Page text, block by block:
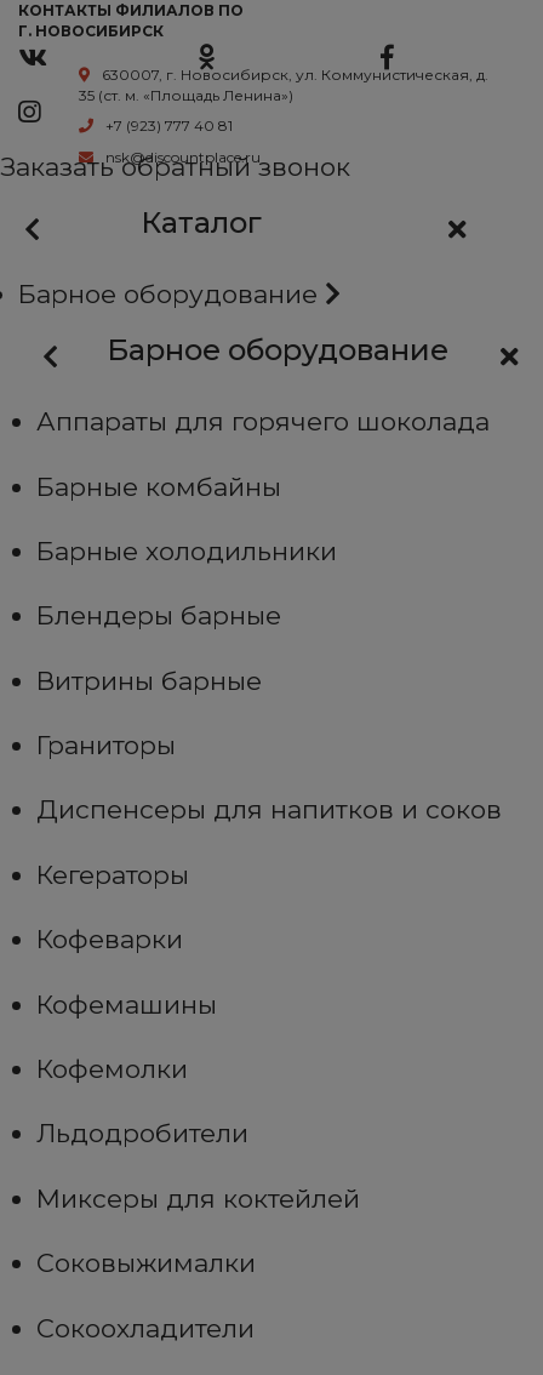
КОНТАКТЫ ФИЛИАЛОВ ПО
Г. НОВОСИБИРСК
630007, г. Новосибирск, ул. Коммунистическая, д.
35 (ст. м. «Площадь Ленина»)
+7 (923) 777 40 81
nsk@discountplace.ru
Заказать обратный звонок
Каталог
Барное оборудование
Барное оборудование
Аппараты для горячего шоколада
Барные комбайны
Барные холодильники
Блендеры барные
Витрины барные
Граниторы
Диспенсеры для напитков и соков
Кегераторы
Кофеварки
Кофемашины
Кофемолки
Льдодробители
Миксеры для коктейлей
Соковыжималки
Сокоохладители